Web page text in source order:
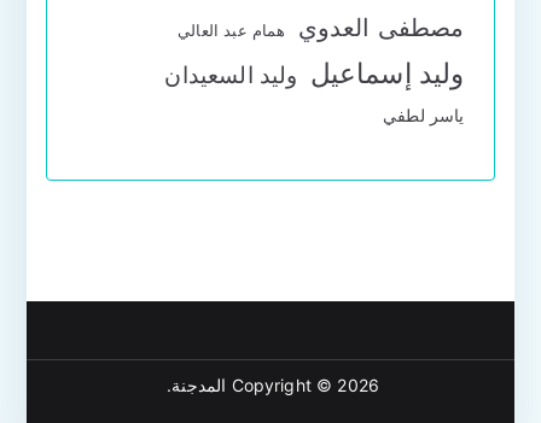
مصطفى العدوي همام عبد العالي
وليد إسماعيل وليد السعيدان
ياسر لطفي
Copyright © 2026 المدجنة.